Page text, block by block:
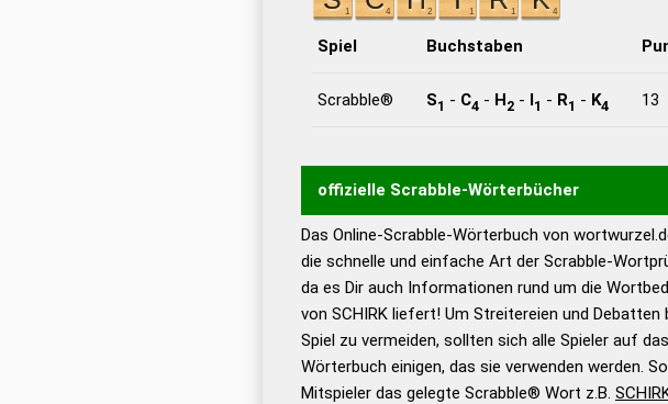
Spiel Buchstaben
Scrabble® S1 - C4 - H2- I1 - R1 - K4 13
offizielle Scrabble-Wörterbücher
Wortwurzel liefert mit Hilfe eines semantischen
Wortanalyse-Algorithmus gute Anhaltspunkte zu
Wortbedeutung, Worttrennung und Wortform,
Gültigkeit eines Wortes für das Scrabble-Spiel zu
bestimmen! zugelassene Turnier Scrabble-
Wörterbücher sind:
Das Online-Scrabble-Wörterbuch von
die schnelle und einfache Art der Scrabble-
da es Dir auch Informationen rund um die
von SCHIRK liefert! Um Streitereien und Debatten
Spiel zu vermeiden, sollten sich alle Spieler auf das
Wörterbuch einigen, das sie verwenden werden.
Mitspieler das gelegte Scrabble® Wort z.B.